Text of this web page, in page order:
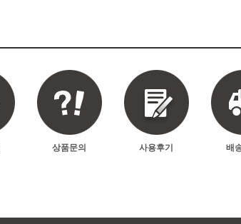
상품문의 사용후기 배